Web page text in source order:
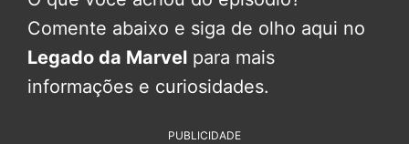
Comente abaixo e siga de olho aqui no
Legado da Marvel para mais
informações e curiosidades.
PUBLICIDADE